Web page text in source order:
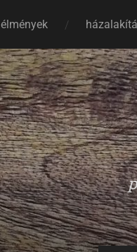
élmények